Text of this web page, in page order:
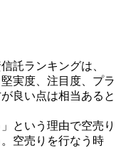
託ランキングは、
実度、注目度、プラ
良い点は相当あると
という理由で空売り
空売りを行なう時